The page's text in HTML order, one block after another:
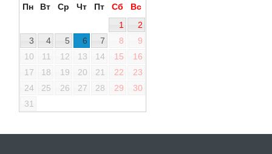
Пн Вт Ср Чт Пт Сб
Вс
1
2
3
4 5 6 7 8
9
10
11 12 13 14 15
16
17
18 19 20 21 22
23
24
25 26 27 28 29
30
31